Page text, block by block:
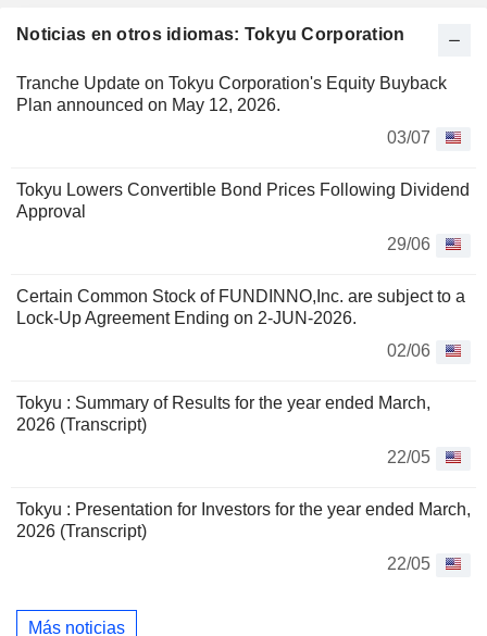
Noticias en otros idiomas: Tokyu Corporation
Tranche Update on Tokyu Corporation's Equity Buyback
Plan announced on May 12, 2026.
03/07
Tokyu Lowers Convertible Bond Prices Following Dividend
Approval
29/06
Certain Common Stock of FUNDINNO,Inc. are subject to a
Lock-Up Agreement Ending on 2-JUN-2026.
02/06
Tokyu : Summary of Results for the year ended March,
2026 (Transcript)
22/05
Tokyu : Presentation for Investors for the year ended March,
2026 (Transcript)
22/05
Más noticias